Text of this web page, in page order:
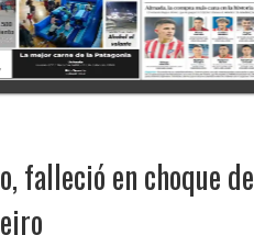
falleció en choque de